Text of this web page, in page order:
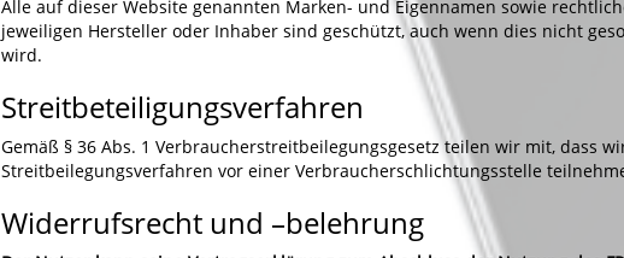
Alle auf dieser Website genannten Marken- und Eigennamen sowie
jeweiligen Hersteller oder Inhaber sind geschützt, auch wenn dies nicht
wird.
Streitbeteiligungsverfahren
Gemäß § 36 Abs. 1 Verbraucherstreitbeilegungsgesetz teilen wir mit, dass
Streitbeilegungsverfahren vor einer Verbraucherschlichtungsstelle
Widerrufsrecht und –belehrung